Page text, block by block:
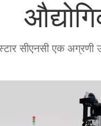
सीएनसी एक अग्रणी